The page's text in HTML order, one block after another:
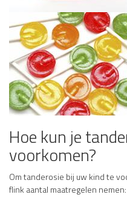
Hoe kun je
voorkomen?
Om tanderosie bij uw kind te
flink aantal maatregelen nemen: